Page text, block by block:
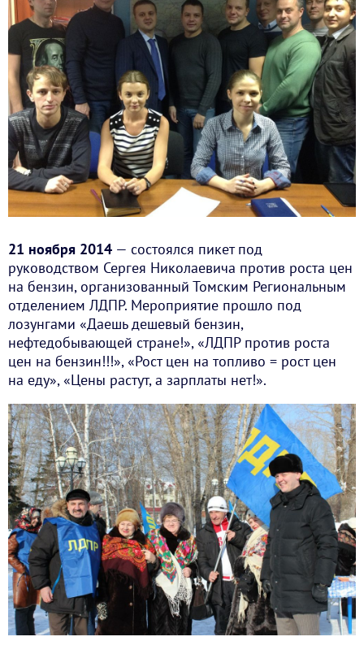
21 ноября 2014 — состоялся пикет под
руководством Сергея Николаевича против роста цен
на бензин, организованный Томским Региональным
отделением ЛДПР. Мероприятие прошло под
лозунгами «Даешь дешевый бензин,
нефтедобывающей стране!», «ЛДПР против роста
цен на бензин!!!», «Рост цен на топливо = рост цен
на еду», «Цены растут, а зарплаты нет!».